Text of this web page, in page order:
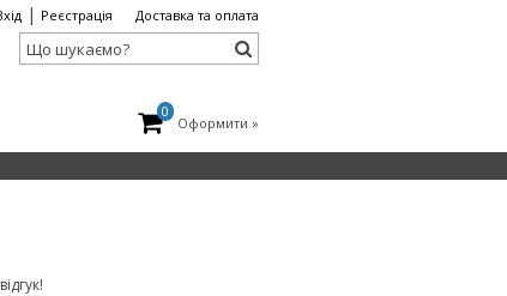
| Реєстрація Доставка та оплата
0
Оформити »